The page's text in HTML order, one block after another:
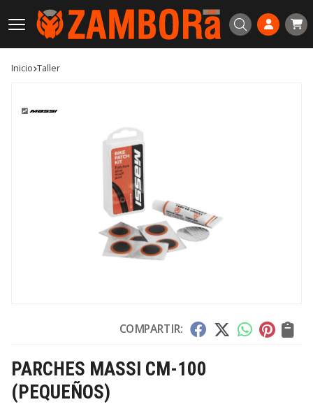
Buscar
Inicio taller
COMPARTIR:
PARCHES MASSI CM-100
(PEQUEÑOS)